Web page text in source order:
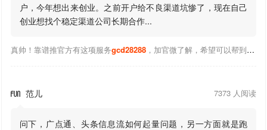
户，今年想出来创业。之前开户给不良渠道坑惨了，现在自己
创业想找个稳定渠道公司长期合作...
真帅！靠谱推官方有这项服务gcd28288，加官微了解，希望可以帮到你！
 范儿 7373 人阅读
问下，广点通、头条信息流如何起量问题，另一方面就是跑